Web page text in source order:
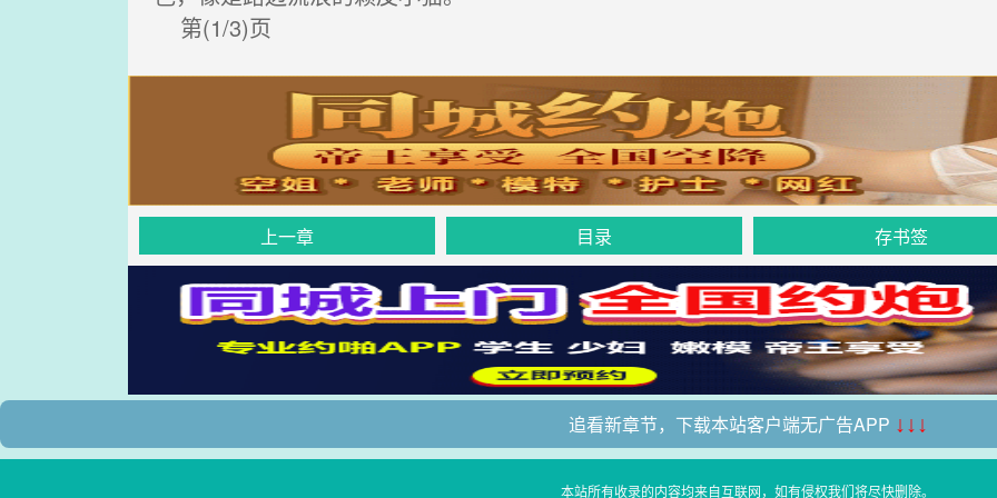
第(1/3)页
上一章 目录 存书签
追看新章节，下载本站客户端无广告APP ↓↓↓
本站所有收录的内容均来自互联网，如有侵权我们将尽快删除。